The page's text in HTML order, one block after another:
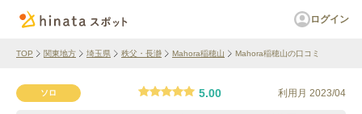
ログイン
TOP 関東地方 埼玉県 秩父・長瀞 Mahora稲穂山 Mahora稲穂山の口コミ
ソロ 5.00 利用月 2023/04